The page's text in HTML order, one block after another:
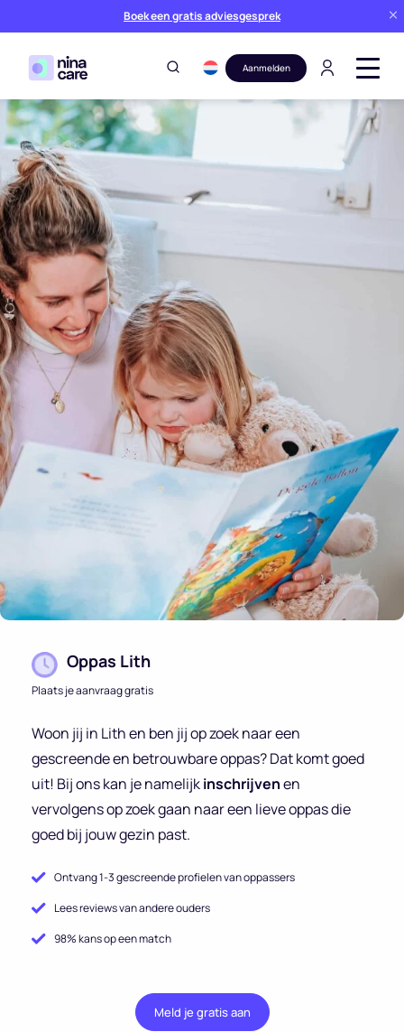
Boek een gratis adviesgesprek
Aanmelden
Oppas Lith
Plaats je aanvraag gratis
Woon jij in Lith en ben jij op zoek naar een
gescreende en betrouwbare oppas? Dat komt goed
uit! Bij ons kan je namelijkinschrijvenen
vervolgens op zoek gaan naar een lieve oppas die
goed bij jouw gezin past.
Ontvang 1-3 gescreende profielen van oppassers
Lees reviews van andere ouders
98% kans op een match
Meld je gratis aan